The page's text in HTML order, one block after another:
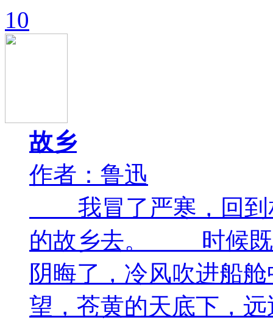
10
故乡
作者：鲁迅
我冒了严寒，回到
的故乡去。 时候既
阴晦了，冷风吹进船
望，苍黄的天底下，